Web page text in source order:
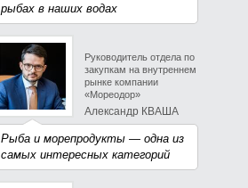
рыбах в наших водах
Руководитель отдела по
закупкам на внутреннем
рынке компании
«Мореодор»
Александр КВАША
Рыба и морепродукты — одна из
самых интересных категорий